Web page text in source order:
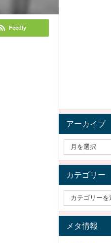
Feedly
アーカイブ
カテゴリー
メタ情報